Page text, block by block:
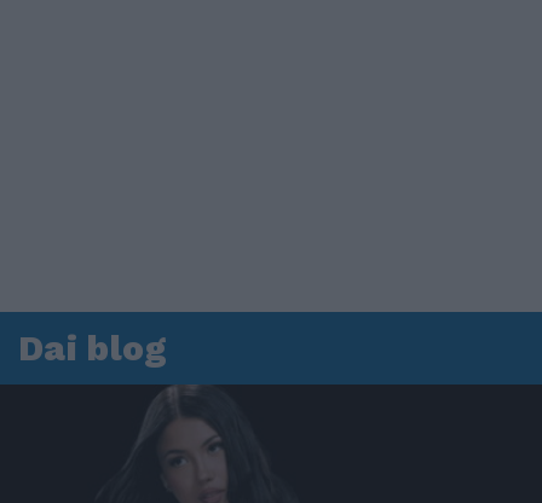
Dai blog